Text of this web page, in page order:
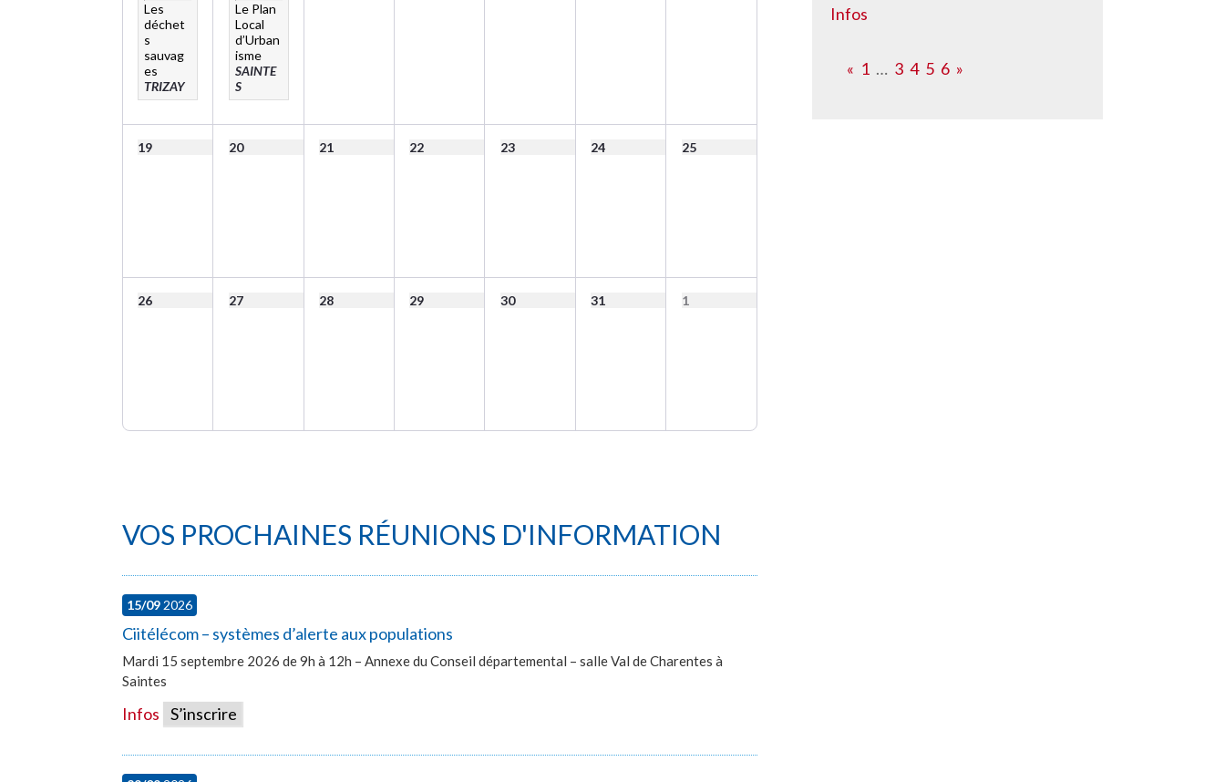
Les
déchet
s
sauvag
es
TRIZAY
Le Plan
Local
d’Urban
isme
SAINTE
S
19 20 21 22 23 24 25
26 27 28 29 30 31 1
VOS PROCHAINES RÉUNIONS D'INFORMATION
15/09 2026
Ciitélécom – systèmes d’alerte aux populations
Mardi 15 septembre 2026 de 9h à 12h – Annexe du Conseil départemental – salle Val de Charentes à
Saintes
Infos S’inscrire
Infos
« 1 … 3 4 5 6 »